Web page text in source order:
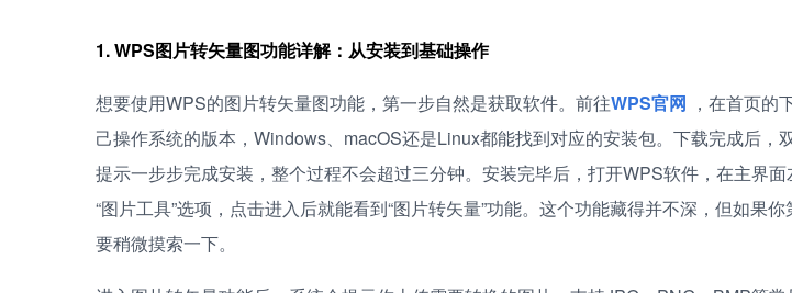
1. WPS图片转矢量图功能详解：从安装到基础操作
想要使用WPS的图片转矢量图功能，第一步自然是获取软件。前往WPS官网 ，在首页的
己操作系统的版本，Windows、macOS还是Linux都能找到对应的安装包。下载完成后，
提示一步步完成安装，整个过程不会超过三分钟。安装完毕后，打开WPS软件，在主界
“图片工具”选项，点击进入后就能看到“图片转矢量”功能。这个功能藏得并不深，但如果
要稍微摸索一下。